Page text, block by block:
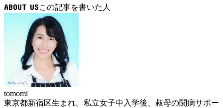
ABOUT US
tomomi
東京都新宿区生まれ。私立女子中入学後、叔母の闘病サポー